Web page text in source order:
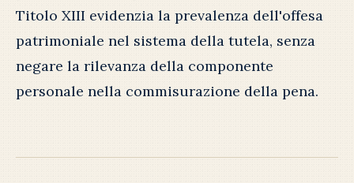
Titolo XIII evidenzia la prevalenza dell'offesa
patrimoniale nel sistema della tutela, senza
negare la rilevanza della componente
personale nella commisurazione della pena.